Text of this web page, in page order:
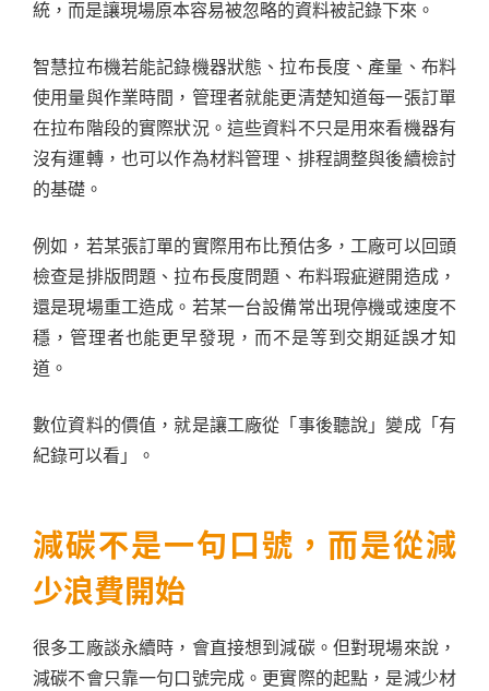
統，而是讓現場原本容易被忽略的資料被記錄下來。
智慧拉布機若能記錄機器狀態、拉布長度、產量、布料
使用量與作業時間，管理者就能更清楚知道每一張訂單
在拉布階段的實際狀況。這些資料不只是用來看機器有
沒有運轉，也可以作為材料管理、排程調整與後續檢討
的基礎。
例如，若某張訂單的實際用布比預估多，工廠可以回頭
檢查是排版問題、拉布長度問題、布料瑕疵避開造成，
還是現場重工造成。若某一台設備常出現停機或速度不
穩，管理者也能更早發現，而不是等到交期延誤才知
道。
數位資料的價值，就是讓工廠從「事後聽說」變成「有
紀錄可以看」。
減碳不是一句口號，而是從減
少浪費開始
很多工廠談永續時，會直接想到減碳。但對現場來說，
減碳不會只靠一句口號完成。更實際的起點，是減少材